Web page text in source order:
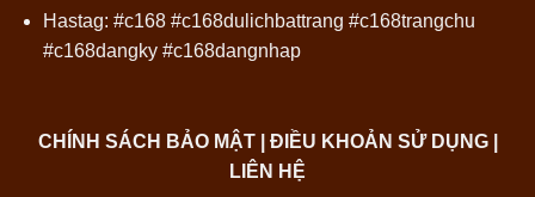
Hastag: #c168 #c168dulichbattrang #c168trangchu
#c168dangky #c168dangnhap
CHÍNH SÁCH BẢO MẬT | ĐIỀU KHOẢN SỬ DỤNG |
LIÊN HỆ